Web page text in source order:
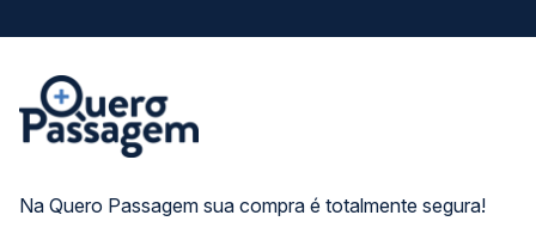
Na Quero Passagem sua compra é totalmente segura!